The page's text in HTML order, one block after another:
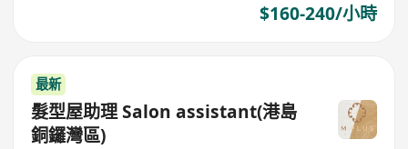
$160-240/小時
最新
髮型屋助理 Salon assistant(港島
銅鑼灣區)